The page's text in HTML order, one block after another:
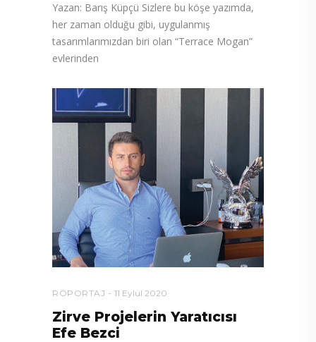
Yazan: Barış Küpçü Sizlere bu köşe yazımda,
her zaman olduğu gibi, uygulanmış
tasarımlarımızdan biri olan “Terrace Mogan”
evlerinden
RÖPORTAJ 11 Eylül 2020
Zirve Projelerin Yaratıcısı
Efe Bezci